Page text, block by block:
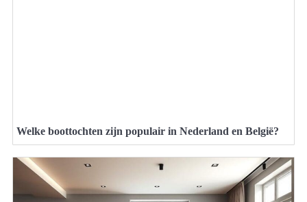
Welke boottochten zijn populair in Nederland en België?